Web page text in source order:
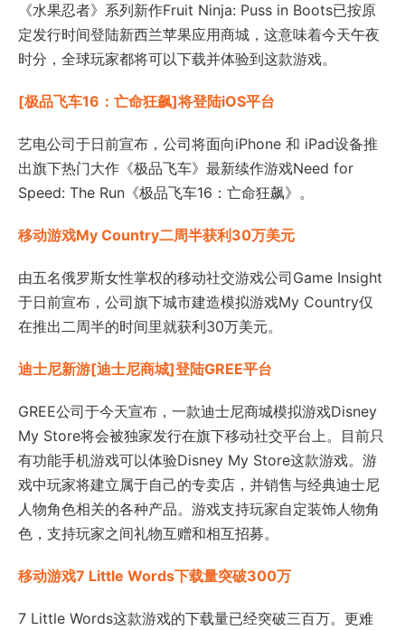
《水果忍者》系列新作Fruit Ninja: Puss in Boots已按原
定发行时间登陆新西兰苹果应用商城，这意味着今天午夜
时分，全球玩家都将可以下载并体验到这款游戏。
[极品飞车16：亡命狂飙]将登陆iOS平台
艺电公司于日前宣布，公司将面向iPhone 和 iPad设备推
出旗下热门大作《极品飞车》最新续作游戏Need for
Speed: The Run《极品飞车16：亡命狂飙》。
移动游戏My Country二周半获利30万美元
由五名俄罗斯女性掌权的移动社交游戏公司Game Insight
于日前宣布，公司旗下城市建造模拟游戏My Country仅
在推出二周半的时间里就获利30万美元。
迪士尼新游[迪士尼商城]登陆GREE平台
GREE公司于今天宣布，一款迪士尼商城模拟游戏Disney
My Store将会被独家发行在旗下移动社交平台上。目前只
有功能手机游戏可以体验Disney My Store这款游戏。游
戏中玩家将建立属于自己的专卖店，并销售与经典迪士尼
人物角色相关的各种产品。游戏支持玩家自定装饰人物角
色，支持玩家之间礼物互赠和相互招募。
移动游戏7 Little Words下载量突破300万
7 Little Words这款游戏的下载量已经突破三百万。更难